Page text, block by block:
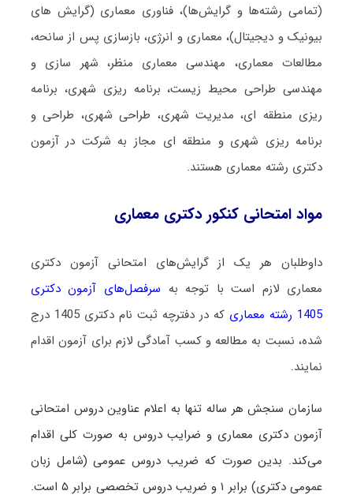
(تمامی رشته‌ها و گرایش‌ها)، فناوری معماری (گرایش های
بیونیک و دیجیتال)، معماری و انرژی، بازسازی پس از سانحه،
مطالعات معماری، مهندسی معماری منظر، شهر سازی و
مهندسی طراحی محیط زیست، برنامه ریزی شهری، برنامه
ریزی منطقه ای، مدیریت شهری، طراحی شهری، طراحی و
برنامه ریزی شهری و منطقه ای مجاز به شرکت در آزمون
دکتری رشته معماری هستند.
مواد امتحانی کنکور دکتری معماری
داوطلبان هر یک از گرایش‌های امتحانی آزمون دکتری
معماری لازم است با توجه به سرفصل‌های آزمون دکتری
1405 رشته معماری
که در دفترچه ثبت نام دکتری 1405 درج
شده، نسبت به مطالعه و کسب آمادگی لازم برای آزمون اقدام
نمایند.
سازمان سنجش هر ساله تنها به اعلام عناوین دروس امتحانی
آزمون دکتری معماری و ضرایب دروس به صورت کلی اقدام
می‌کند. بدین صورت که ضریب دروس عمومی (شامل زبان
عمومی دکتری) برابر ۱ و ضریب دروس تخصصی برابر ۵ است.